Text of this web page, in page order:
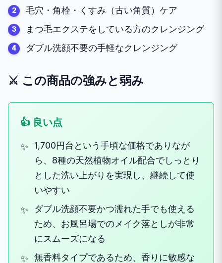
毛穴・角栓・くすみ（古い角質）ケア
まつ毛エクステをしている方のクレンジング
ダブル洗顔不要の手軽なクレンジング
⚔️ この商品の強みと弱み
👍 良い点
1,700円台という手頃な価格でありなが
ら、8種の天然植物オイル配合でしっとり
とした洗い上がりを実現し、継続して使
いやすい
ダブル洗顔不要かつ濡れた手でも使える
ため、お風呂場でのメイク落としが非常
にスムーズになる
無香料タイプであるため、香りに敏感な